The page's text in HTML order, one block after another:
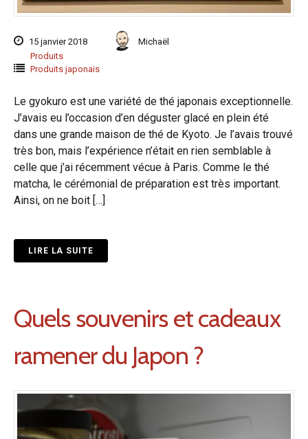
15 janvier 2018
Michaël
Produits
Produits japonais
Le gyokuro est une variété de thé japonais exceptionnelle.
J’avais eu l’occasion d’en déguster glacé en plein été
dans une grande maison de thé de Kyoto. Je l’avais trouvé
très bon, mais l’expérience n’était en rien semblable à
celle que j’ai récemment vécue à Paris. Comme le thé
matcha, le cérémonial de préparation est très important.
Ainsi, on ne boit […]
LIRE LA SUITE
Quels souvenirs et cadeaux
ramener du Japon ?